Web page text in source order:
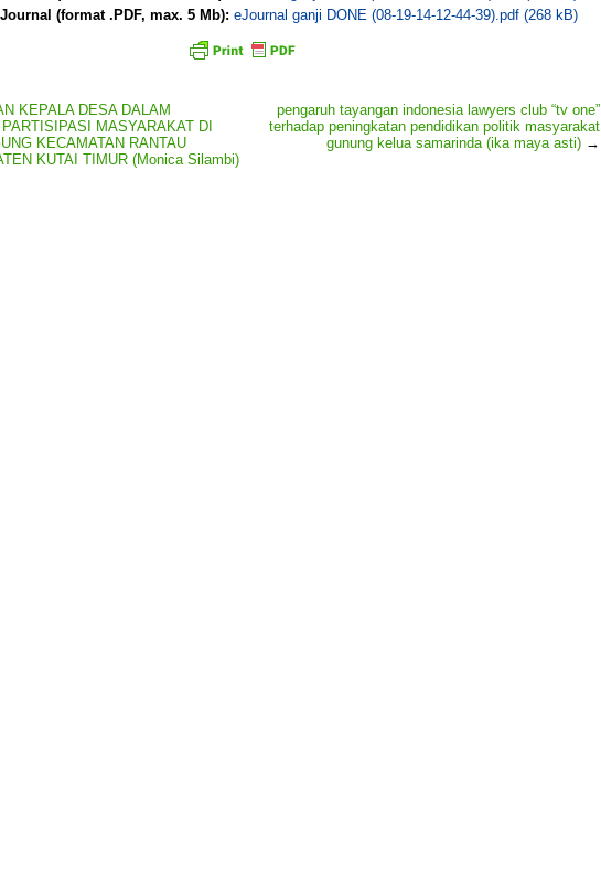
(format .PDF, max. 5 Mb): eJournal ganji DONE (08-19-14-12-44-39).pdf (268 kB)
KEPALA DESA DALAM
MASYARAKAT DI
KECAMATAN RANTAU
KUTAI TIMUR (Monica Silambi)
pengaruh tayangan indonesia lawyers club “tv one”
terhadap peningkatan pendidikan politik masyarakat
gunung kelua samarinda (ika maya asti) →